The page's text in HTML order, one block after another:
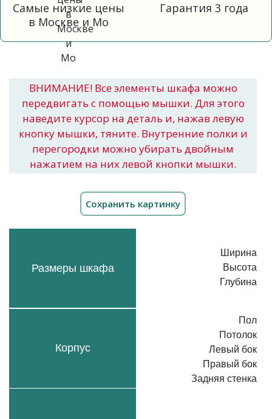
Самые низкие цены
в Москве и Мо
Гарантия 3 года
ВНИМАНИЕ! Все элементы шкафа можно
передвигать с помощью мышки. Для этого
наведите курсор на деталь и, нажав левую
кнопку мышки, тяните. Внутренние полки и
перегородки можно убирать двойным
нажатием на них левой кнопки мышки.
Размеры шкафа
Корпус
Ширина
Высота
Глубина
Пол
Потолок
Левый бок
Правый бок
Задняя стенка